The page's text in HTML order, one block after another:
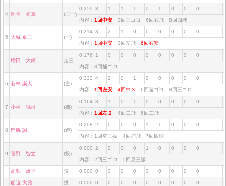
4 岡本 和真 (三一)
0.259 3 1 1 1 0 1 0 0 0
内容： 1回中安 3回三ゴロ 6回右飛 8回四球
5 大城 卓三 (一)
0.214 3 2 1 0 0 0 0 0 0
内容： 1回中安 3回左飛 6回右安
増田 大輝 走三
0.176 1 0 0 0 0 0 0 0 0
内容：8回捕ゴロ
6 若林 楽人 (左)
0.333 4 2 0 1 0 0 0 0 0
内容： 1回左安 4回中３ 6回遊ゴロ 8回三ゴロ
7 小林 誠司 (捕)
0.164 3 1 0 1 0 0 0 0 0
内容： 1回左２ 4回二飛 6回二飛
8 門脇 誠 (遊)
0.208 2 0 0 0 1 1 0 0 0
内容：1回空三振 4回捕飛 7回四球
9 菅野 智之 (投)
0.000 2 0 0 0 1 0 0 0 0
内容：2回三ゴロ 5回見三振
高梨 雄平 投 0.000 0 0 0 0 0 0 0 0 0
船迫 大雅 投 0.000 0 0 0 0 0 0 0 0 0